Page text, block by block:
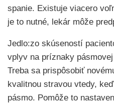
spanie. Existuje viacero
je to nutné, lekár môže
Jedlo:zo skúseností
vplyv na príznaky
Treba sa prispôsobiť
kvalitnou stravou vtedy,
pásmo. Pomôže to